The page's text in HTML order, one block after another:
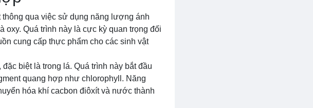
qua việc sử dụng năng lượng ánh
Quá trình này là cực kỳ quan trọng đối
cung cấp thực phẩm cho các sinh vật
biệt là trong lá. Quá trình này bắt đầu
quang hợp như chlorophyll. Năng
hóa khí cacbon điôxít và nước thành